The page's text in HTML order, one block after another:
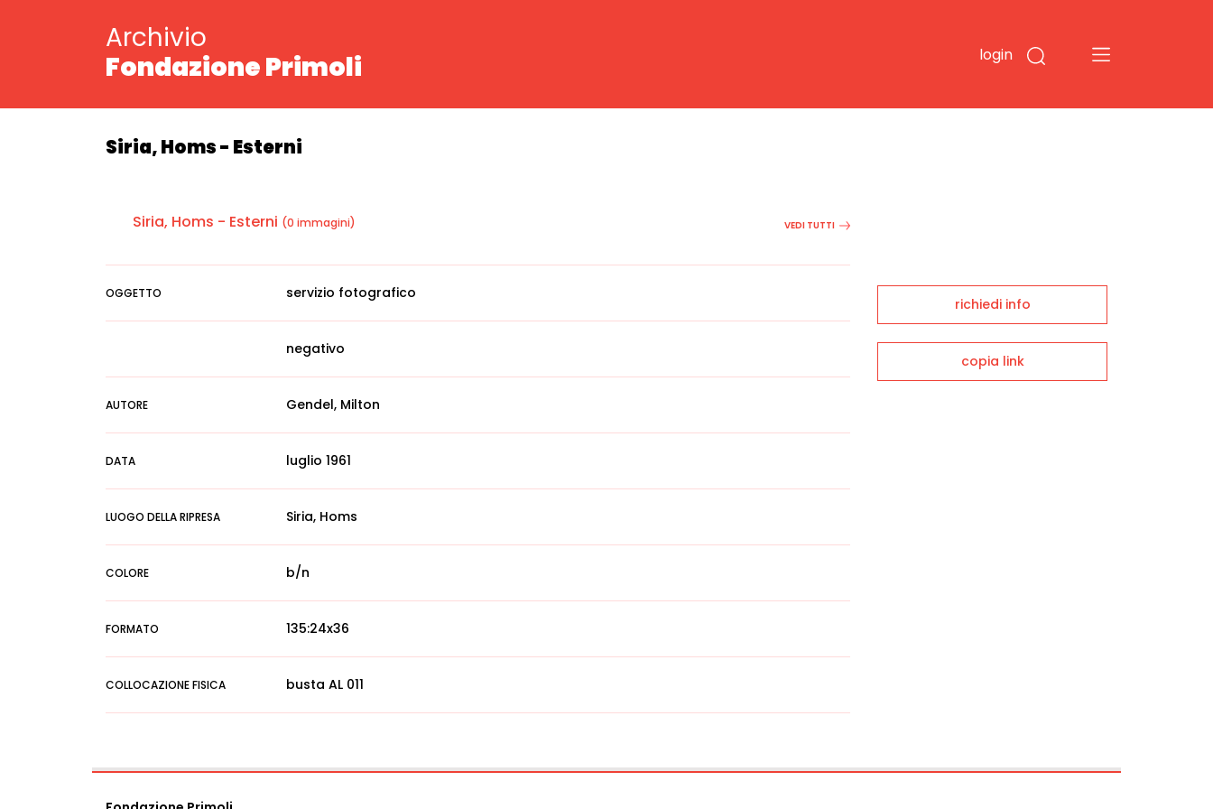
Archivio
Fondazione Primoli
login
Siria, Homs - Esterni
Siria, Homs - Esterni (0 immagini) VEDI TUTTI
OGGETTO servizio fotografico
negativo
AUTORE Gendel, Milton
DATA luglio 1961
LUOGO DELLA RIPRESA Siria, Homs
COLORE b/n
FORMATO 135:24x36
COLLOCAZIONE FISICA busta AL 011
richiedi info
copia link